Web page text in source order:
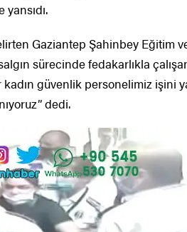
Gaziantep Şahinbey Eğitim
sürecinde fedakarlıkla
kadın güvenlik personelimiz işini
dedi.